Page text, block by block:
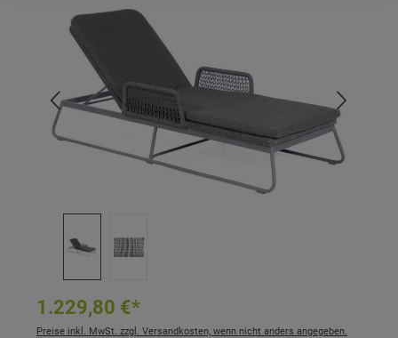
Bildergalerie überspringen
1.229,80 €*
Preise inkl. MwSt. zzgl. Versandkosten, wenn nicht anders angegeben.